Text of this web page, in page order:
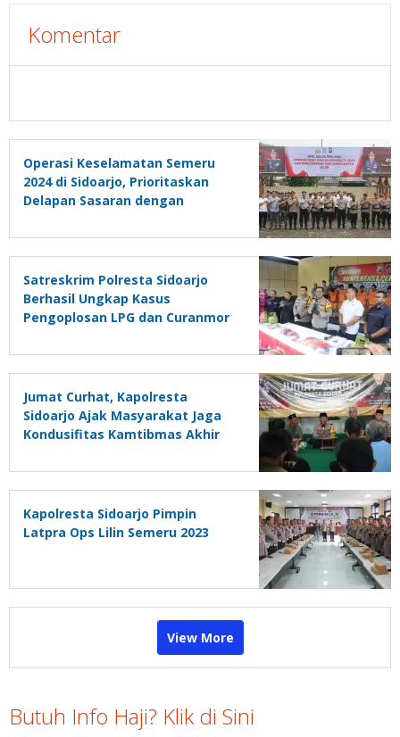
Komentar
Operasi Keselamatan Semeru
2024 di Sidoarjo, Prioritaskan
Delapan Sasaran dengan
Satreskrim Polresta Sidoarjo
Berhasil Ungkap Kasus
Pengoplosan LPG dan Curanmor
Jumat Curhat, Kapolresta
Sidoarjo Ajak Masyarakat Jaga
Kondusifitas Kamtibmas Akhir
Kapolresta Sidoarjo Pimpin
Latpra Ops Lilin Semeru 2023
View More
Butuh Info Haji? Klik di Sini